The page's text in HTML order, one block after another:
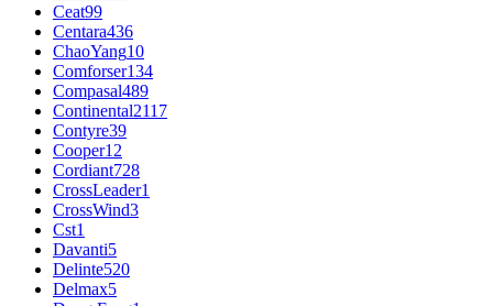
Ceat99
Centara436
ChaoYang10
Comforser134
Compasal489
Continental2117
Contyre39
Cooper12
Cordiant728
CrossLeader1
CrossWind3
Cst1
Davanti5
Delinte520
Delmax5